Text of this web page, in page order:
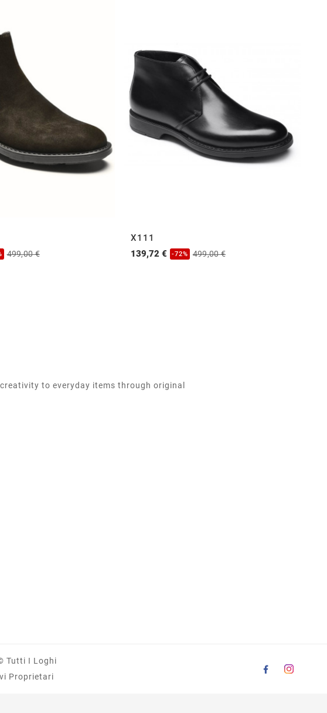
499,00 €
X111
139,72 €
-72% 499,00 €
to everyday items through original
Tutti I Loghi
Proprietari